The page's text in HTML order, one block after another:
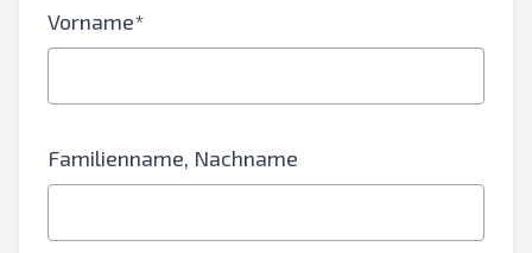
Vorname*
Familienname, Nachname